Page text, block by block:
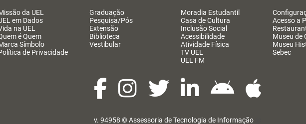
da UEL
em Dados
na UEL
é Quem
Símbolo
de Privacidade
Graduação
Pesquisa/Pós
Extensão
Biblioteca
Vestibular
Moradia Estudantil
Casa de Cultura
Inclusão Social
Acessibilidade
Atividade Física
TV UEL
UEL FM
Acesso a
Museu de
Museu
Sebec
v. 94958 ©Assessoria de Tecnologia de Informação